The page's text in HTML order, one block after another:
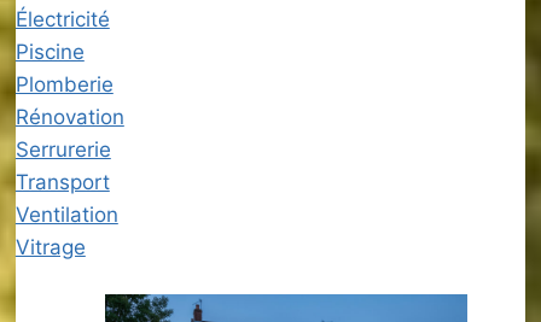
Électricité
Piscine
Plomberie
Rénovation
Serrurerie
Transport
Ventilation
Vitrage